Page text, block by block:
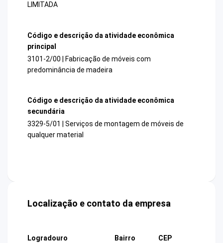
LIMITADA
Código e descrição da atividade econômica
principal
3101-2/00 | Fabricação de móveis com
predominância de madeira
Código e descrição da atividade econômica
secundária
3329-5/01 | Serviços de montagem de móveis de
qualquer material
Localização e contato da empresa
Logradouro
Bairro
CEP